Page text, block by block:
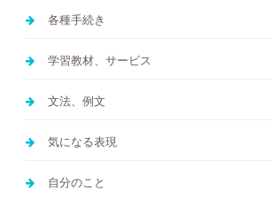
各種手続き
学習教材、サービス
文法、例文
気になる表現
自分のこと